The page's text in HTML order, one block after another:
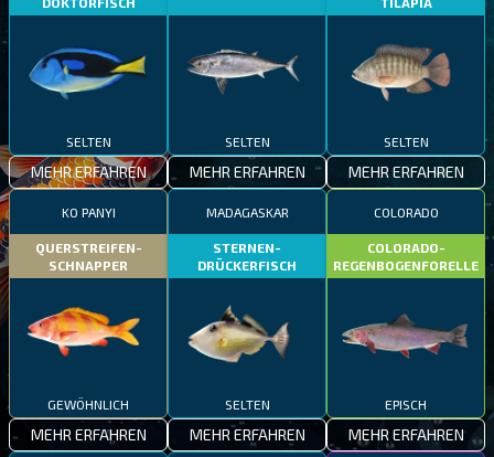
SELTEN
MEHR ERFAHREN
SELTEN
MEHR ERFAHREN
SELTEN
MEHR ERFAHREN
KO PANYI
QUERSTREIFEN-
SCHNAPPER
GEWÖHNLICH
MEHR ERFAHREN
MADAGASKAR
STERNEN-
DRÜCKERFISCH
SELTEN
MEHR ERFAHREN
COLORADO
COLORADO-
REGENBOGENFORELLE
EPISCH
MEHR ERFAHREN